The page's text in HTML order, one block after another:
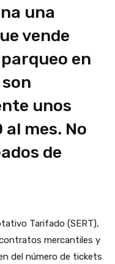
una
vende
en
unos
al mes. No
de
Tarifado (SERT),
mercantiles y
del número de tickets